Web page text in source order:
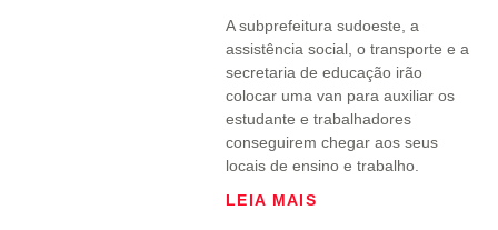
A subprefeitura sudoeste, a
assistência social, o transporte e a
secretaria de educação irão
colocar uma van para auxiliar os
estudante e trabalhadores
conseguirem chegar aos seus
locais de ensino e trabalho.
LEIA MAIS